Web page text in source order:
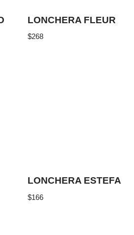
LONCHERA FLEUR
$268
LONCHERA ESTEFA
$166